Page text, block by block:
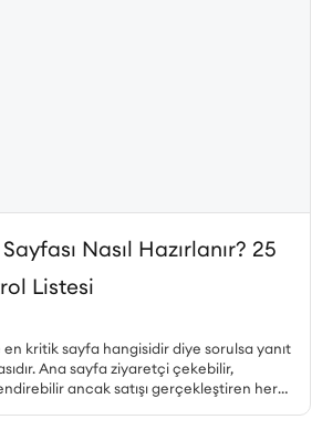
Nasıl Hazırlanır? 25
Listesi
kritik sayfa hangisidir diye sorulsa yanıt
Ana sayfa ziyaretçi çekebilir,
ancak satışı gerçekleştiren her